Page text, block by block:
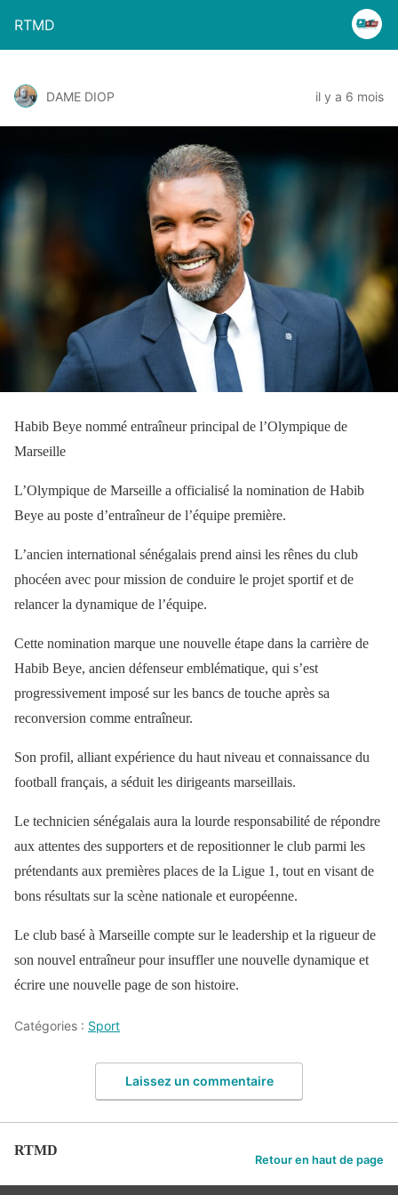
RTMD
DAME DIOP il y a 6 mois
Habib Beye nommé entraîneur principal de l’Olympique de
Marseille
L’Olympique de Marseille a officialisé la nomination de Habib
Beye au poste d’entraîneur de l’équipe première.
L’ancien international sénégalais prend ainsi les rênes du club
phocéen avec pour mission de conduire le projet sportif et de
relancer la dynamique de l’équipe.
Cette nomination marque une nouvelle étape dans la carrière de
Habib Beye, ancien défenseur emblématique, qui s’est
progressivement imposé sur les bancs de touche après sa
reconversion comme entraîneur.
Son profil, alliant expérience du haut niveau et connaissance du
football français, a séduit les dirigeants marseillais.
Le technicien sénégalais aura la lourde responsabilité de répondre
aux attentes des supporters et de repositionner le club parmi les
prétendants aux premières places de la Ligue 1, tout en visant de
bons résultats sur la scène nationale et européenne.
Le club basé à Marseille compte sur le leadership et la rigueur de
son nouvel entraîneur pour insuffler une nouvelle dynamique et
écrire une nouvelle page de son histoire.
Catégories : Sport
Laissez un commentaire
RTMD
Retour en haut de page